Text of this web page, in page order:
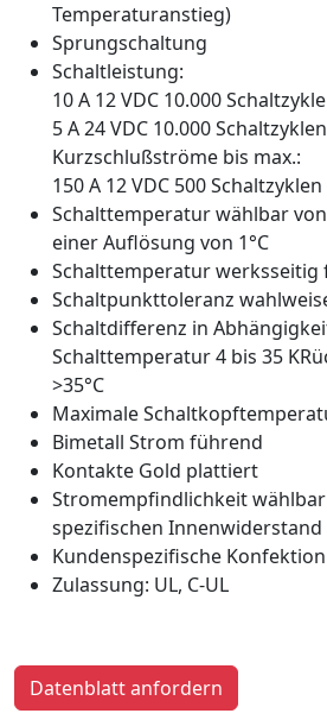
Temperaturanstieg)
Sprungschaltung
Schaltleistung:
10 A 12 VDC 10.000
5 A 24 VDC 10.000 Schaltzyklen
Kurzschlußströme bis max.:
150 A 12 VDC 500 Schaltzyklen
Schalttemperatur wählbar von
einer Auflösung von 1°C
Schalttemperatur werksseitig
Schaltpunkttoleranz
Schaltdifferenz in
Schalttemperatur 4 bis 35
>35°C
Maximale
Bimetall Strom führend
Kontakte Gold plattiert
Stromempfindlichkeit
spezifischen Innenwiderstand
Kundenspezifische
Zulassung: UL, C-UL
Datenblatt anfordern